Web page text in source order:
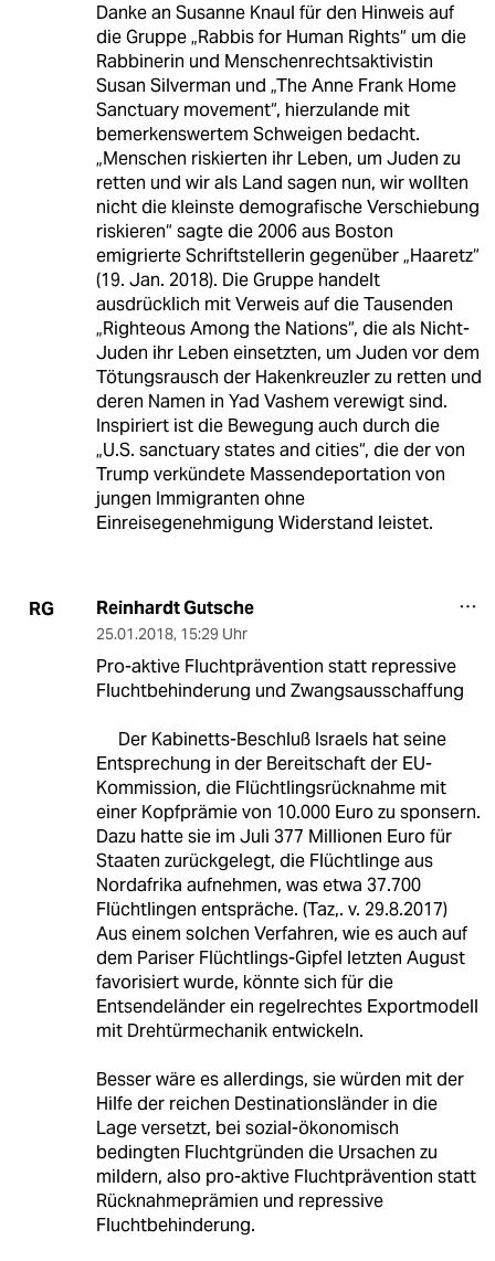
Danke an Susanne Knaul für den Hinweis auf
die Gruppe „Rabbis for Human Rights“ um die
Rabbinerin und Menschenrechtsaktivistin
Susan Silverman und „The Anne Frank Home
Sanctuary movement“, hierzulande mit
bemerkenswertem Schweigen bedacht.
„Menschen riskierten ihr Leben, um Juden zu
retten und wir als Land sagen nun, wir wollten
nicht die kleinste demografische Verschiebung
riskieren“ sagte die 2006 aus Boston
emigrierte Schriftstellerin gegenüber „Haaretz“
(19. Jan. 2018). Die Gruppe handelt
ausdrücklich mit Verweis auf die Tausenden
„Righteous Among the Nations“, die als Nicht-
Juden ihr Leben einsetzten, um Juden vor dem
Tötungsrausch der Hakenkreuzler zu retten und
deren Namen in Yad Vashem verewigt sind.
Inspiriert ist die Bewegung auch durch die
„U.S. sanctuary states and cities“, die der von
Trump verkündete Massendeportation von
jungen Immigranten ohne
Einreisegenehmigung Widerstand leistet.
RG Reinhardt Gutsche
25.01.2018, 15:29 Uhr
Pro-aktive Fluchtprävention statt repressive
Fluchtbehinderung und Zwangsausschaffung
Der Kabinetts-Beschluß Israels hat seine
Entsprechung in der Bereitschaft der EU-
Kommission, die Flüchtlingsrücknahme mit
einer Kopfprämie von 10.000 Euro zu sponsern.
Dazu hatte sie im Juli 377 Millionen Euro für
Staaten zurückgelegt, die Flüchtlinge aus
Nordafrika aufnehmen, was etwa 37.700
Flüchtlingen entspräche. (Taz,. v. 29.8.2017)
Aus einem solchen Verfahren, wie es auch auf
dem Pariser Flüchtlings-Gipfel letzten August
favorisiert wurde, könnte sich für die
Entsendeländer ein regelrechtes Exportmodell
mit Drehtürmechanik entwickeln.
Besser wäre es allerdings, sie würden mit der
Hilfe der reichen Destinationsländer in die
Lage versetzt, bei sozial-ökonomisch
bedingten Fluchtgründen die Ursachen zu
mildern, also pro-aktive Fluchtprävention statt
Rücknahmeprämien und repressive
Fluchtbehinderung.